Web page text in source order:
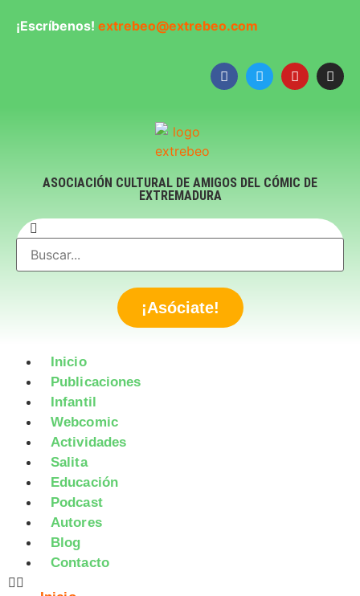
¡Escríbenos! extrebeo@extrebeo.com
ASOCIACIÓN CULTURAL DE AMIGOS DEL CÓMIC DE
EXTREMADURA
¡Asóciate!
Inicio
Publicaciones
Infantil
Webcomic
Actividades
Salita
Educación
Podcast
Autores
Blog
Contacto